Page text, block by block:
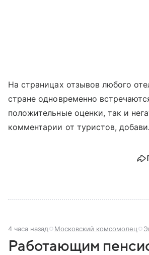
На страницах отзывов любого
стране одновременно
положительные оценки, так и
комментарии от туристов,
4 часа назад Московский комсомолец
Работающим